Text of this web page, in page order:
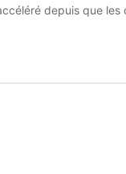
depuis que